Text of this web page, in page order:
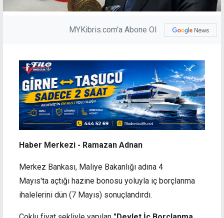
MYKibris.com'a Abone Ol
Haber Merkezi - Ramazan Adnan
Merkez Bankası, Maliye Bakanlığı adına 4
Mayıs'ta açtığı hazine bonosu yoluyla iç borçlanma
ihalelerini dün (7 Mayıs) sonuçlandırdı.